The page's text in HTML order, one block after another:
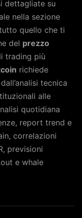
dettagliate su
nella sezione
quello che ti
del prezzo
trading più
richiede
tecnica
alle
quotidiana
report trend e
correlazioni
previsioni
e whale